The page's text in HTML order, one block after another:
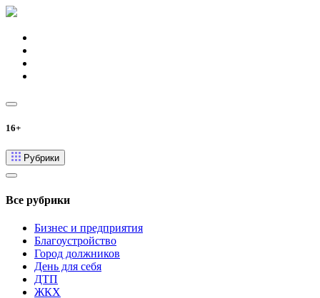
16+
Рубрики
Все рубрики
Бизнес и предприятия
Благоустройство
Город должников
День для себя
ДТП
ЖКХ